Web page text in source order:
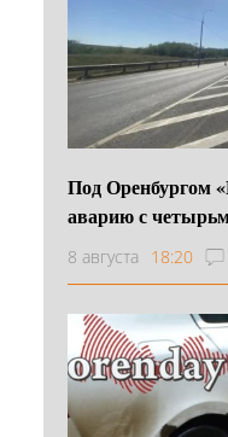
Под Оренбургом
аварию с
8 августа 18:20